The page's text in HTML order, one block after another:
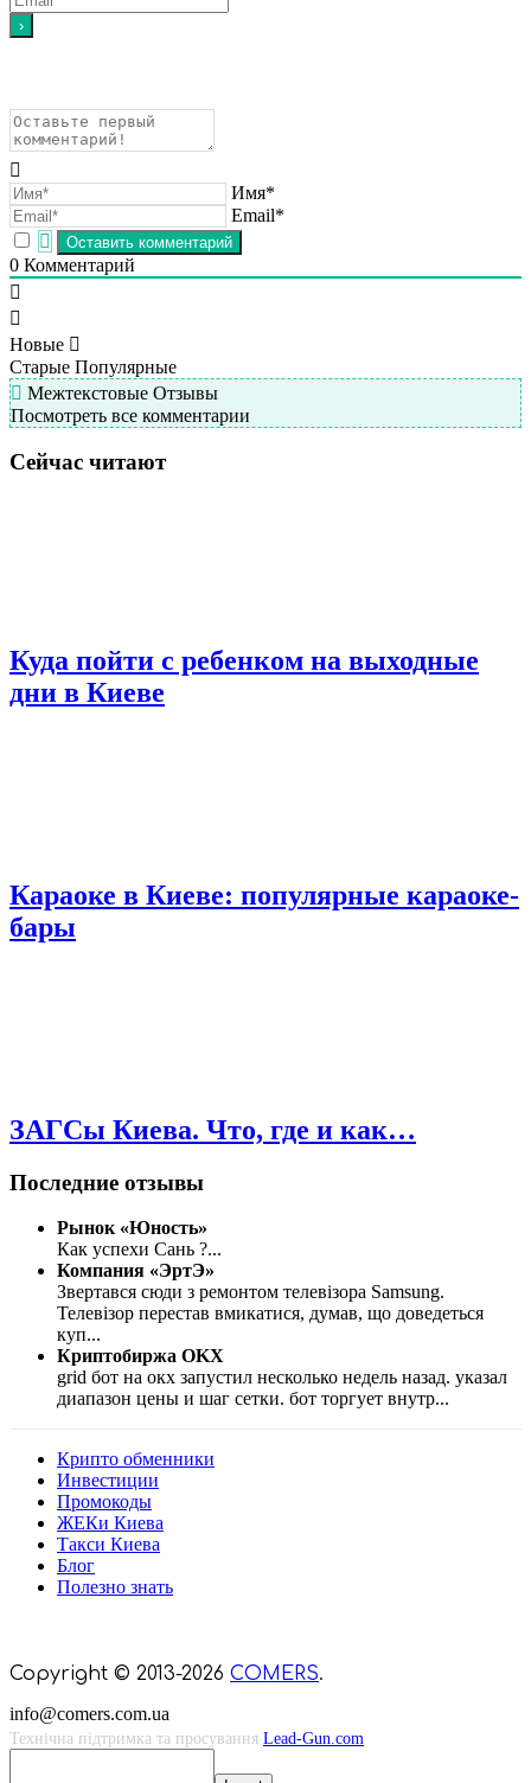
Имя*
Email*
0 Комментарий
Новые
Старые Популярные
Межтекстовые Отзывы
Посмотреть все комментарии
Сейчас читают
Куда пойти с ребенком на выходные
дни в Киеве
Караоке в Киеве: популярные караоке-
бары
ЗАГСы Киева. Что, где и как…
Последние отзывы
Рынок «Юность»
Как успехи Сань ?...
Компания «ЭртЭ»
Звертався сюди з ремонтом телевізора Samsung.
Телевізор перестав вмикатися, думав, що доведеться
куп...
Криптобиржа OKX
grid бот на окх запустил несколько недель назад. указал
диапазон цены и шаг сетки. бот торгует внутр...
Крипто обменники
Инвестиции
Промокоды
ЖЕКи Киева
Такси Киева
Блог
Полезно знать
Copyright © 2013-2026 COMERS.
info@comers.com.ua
Технічна підтримка та просування Lead-Gun.com